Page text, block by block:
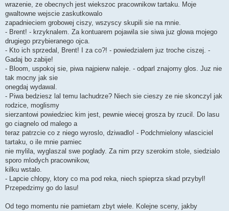
wrazenie, ze obecnych jest wiekszoc pracownikow tartaku. Moje
gwaltowne wejscie zaskutkowalo
zapadnieciem grobowej ciszy, wszyscy skupili sie na mnie.
- Brent! - krzyknalem. Za kontuarem pojawila sie siwa juz glowa mojego
drugiego przybieranego ojca.
- Kto ich sprzedal, Brent! I za co?! - powiedzialem juz troche ciszej. -
Gadaj bo zabije!
- Bloom, uspokoj sie, piwa najpierw naleje. - odparl znajomy glos. Juz nie
tak mocny jak sie
onegdaj wydawal.
- Piwa bedziesz lal temu lachudrze? Niech sie cieszy ze nie skonczyl jak
rodzice, moglismy
sierzantowi powiedziec kim jest, pewnie wiecej grosza by rzucil. Do lasu
go ciagnelo od malego a
teraz patrzcie co z niego wyroslo, dziwadlo! - Podchmielony wlasciciel
tartaku, o ile mnie pamiec
nie mylila, wyglaszal swe poglady. Za nim przy szerokim stole, siedzialo
sporo mlodych pracownikow,
kilku wstalo.
- Lapcie chlopy, ktory co ma pod reka, niech spieprza skad przybyl!
Przepedzimy go do lasu!
Od tego momentu nie pamietam zbyt wiele. Kolejne sceny, jakby